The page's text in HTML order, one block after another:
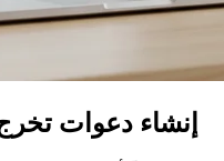
إنشاء دعوات تخرج